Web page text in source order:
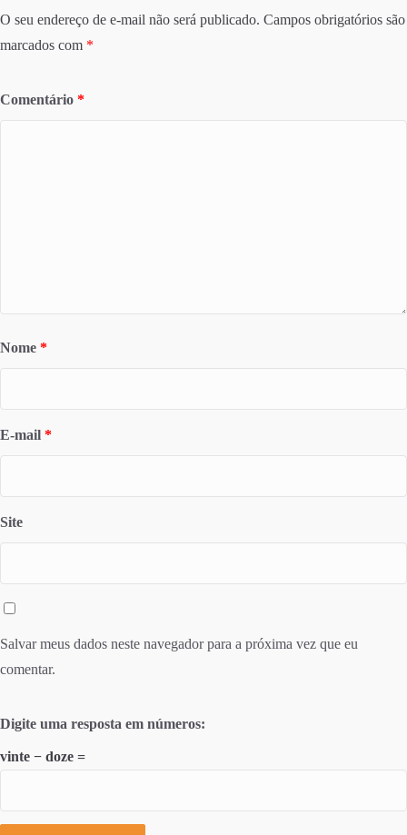
O seu endereço de e-mail não será publicado. Campos obrigatórios são
marcados com *
Comentário *
Nome *
E-mail *
Site
Salvar meus dados neste navegador para a próxima vez que eu
comentar.
Digite uma resposta em números:
vinte − doze =